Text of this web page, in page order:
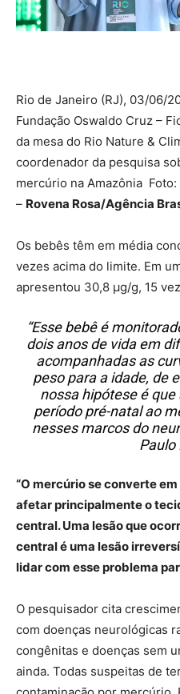
Rio de Janeiro (RJ), 03/06/
Fundação Oswaldo Cruz –
da mesa do Rio Nature &
coordenador da pesquisa
mercúrio na Amazônia
– Rovena Rosa/Agência
Os bebês têm em média
vezes acima do limite. Em
apresentou 30,8 µg/g, 15
“Esse bebê é
dois anos de vida em
acompanhadas as
peso para a idade, de
nossa hipótese é
período pré-natal ao
nesses marcos do
Paulo
“O mercúrio se converte
afetar principalmente o
central. Uma lesão que
central é uma lesão
lidar com esse problema
O pesquisador cita
com doenças neurológicas
congênitas e doenças sem
ainda. Todas suspeitas de